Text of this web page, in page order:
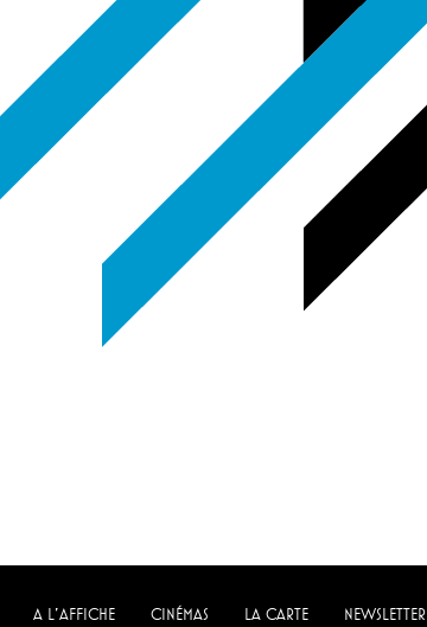
A L'AFFICHE CINÉMAS LA CARTE NEWSLETTER